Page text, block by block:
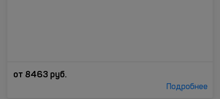
от 8463 руб.
Подробнее